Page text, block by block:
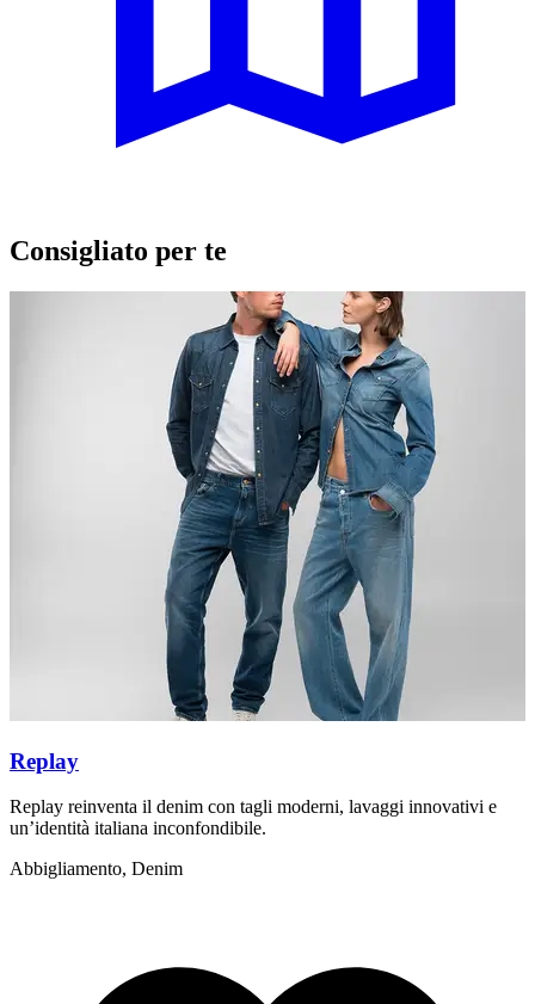
Consigliato per te
Replay
Replay reinventa il denim con tagli moderni, lavaggi innovativi e
un’identità italiana inconfondibile.
Abbigliamento, Denim